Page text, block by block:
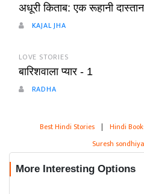
अधूरी किताब: एक रूहानी
KAJAL JHA
LOVE STORIES
बारिशवाला प्यार - 1
RADHA
Best Hindi Stories | Hindi
Suresh
More Interesting Options